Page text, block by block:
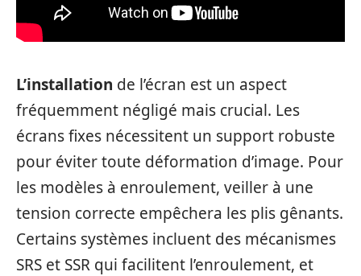
L’installation de l’écran est un aspect
fréquemment négligé mais crucial. Les
écrans fixes nécessitent un support robuste
pour éviter toute déformation d’image. Pour
les modèles à enroulement, veiller à une
tension correcte empêchera les plis gênants.
Certains systèmes incluent des mécanismes
SRS et SSR qui facilitent l’enroulement, et